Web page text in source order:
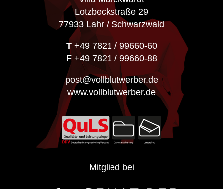
Lotzbeckstraße 29
77933 Lahr / Schwarzwald
T+49 7821 / 99660-60
F+49 7821 / 99660-88
post@vollblutwerber.de
www.vollblutwerber.de
Mitglied bei